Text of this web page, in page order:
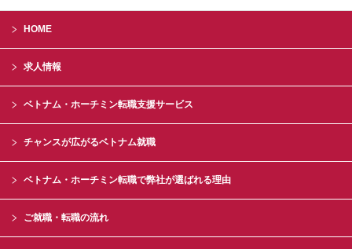
HOME
求人情報
ベトナム・ホーチミン転職支援サービス
チャンスが広がるベトナム就職
ベトナム・ホーチミン転職で弊社が選ばれる理由
ご就職・転職の流れ